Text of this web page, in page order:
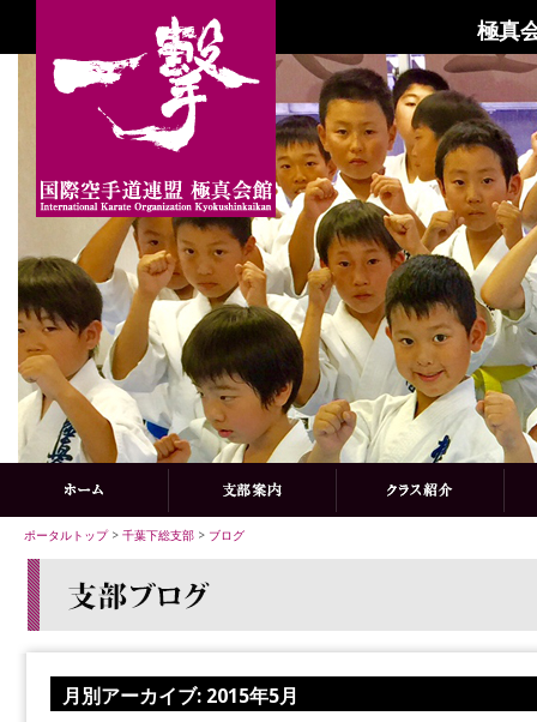
極真
ポータルトップ> 千葉下総支部 > ブログ
月別アーカイブ: 2015年5月